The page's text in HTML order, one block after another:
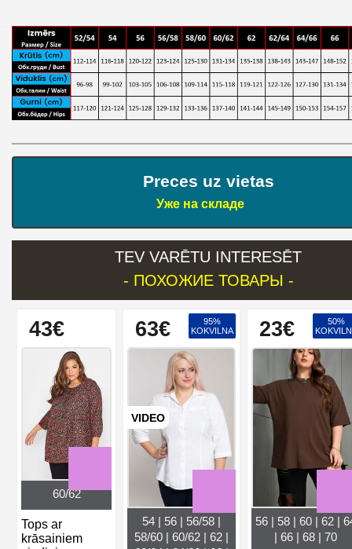
Preces uz vietas
Уже на складе
TEV VARĒTU INTERESĒT
- ПОХОЖИЕ ТОВАРЫ -
43€
60/62
Tops ar
krāsainiem
63€
95%
KOKVILNA
VIDEO
54 | 56 | 56/58 |
58/60 | 60/62 | 62 |
23€
50%
56 | 58 | 60 | 62 |
| 66 | 68 | 70